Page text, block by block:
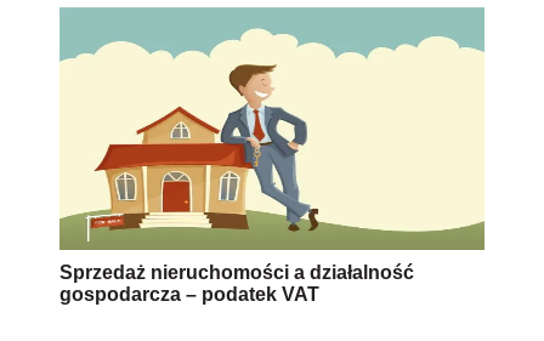
Sprzedaż nieruchomości a działalność
gospodarcza – podatek VAT